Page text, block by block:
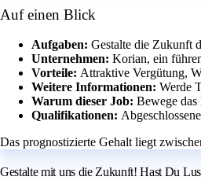
Auf einen Blick
Aufgaben: Gestalte die Zukunft
Unternehmen: Korian, ein
Vorteile: Attraktive Vergütung,
Weitere Informationen: Werde
Warum dieser Job: Bewege
Qualifikationen:
Das prognostizierte Gehalt liegt
Gestalte mit uns die Zukunft! Hast Du